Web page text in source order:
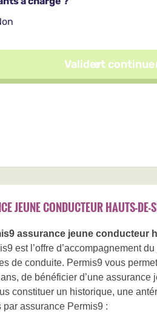
JEUNE CONDUCTEUR HAUTS-DE-
assurance jeune conducteur
est l’offre d’accompagnement
de conduite. Permis9 vous
de bénéficier d’une
constituer un historique, une
par assurance Permis9 :